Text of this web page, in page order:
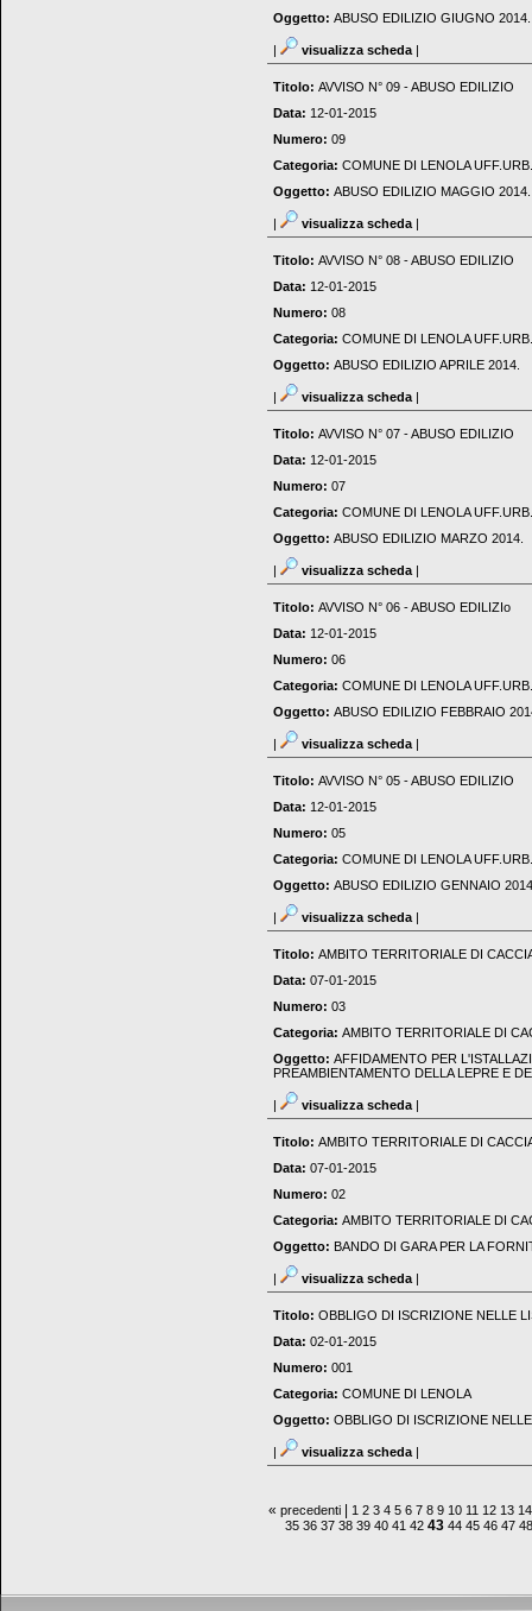
Oggetto: ABUSO EDILIZIO GIUGNO 2014.
| visualizza scheda |
Titolo: AVVISO N° 09 - ABUSO EDILIZIO
Data: 12-01-2015
Numero: 09
Categoria: COMUNE DI LENOLA UFF.URB.
Oggetto: ABUSO EDILIZIO MAGGIO 2014.
| visualizza scheda |
Titolo: AVVISO N° 08 - ABUSO EDILIZIO
Data: 12-01-2015
Numero: 08
Categoria: COMUNE DI LENOLA UFF.URB.
Oggetto: ABUSO EDILIZIO APRILE 2014.
| visualizza scheda |
Titolo: AVVISO N° 07 - ABUSO EDILIZIO
Data: 12-01-2015
Numero: 07
Categoria: COMUNE DI LENOLA UFF.URB.
Oggetto: ABUSO EDILIZIO MARZO 2014.
| visualizza scheda |
Titolo: AVVISO N° 06 - ABUSO EDILIZIo
Data: 12-01-2015
Numero: 06
Categoria: COMUNE DI LENOLA UFF.URB.
Oggetto: ABUSO EDILIZIO FEBBRAIO
| visualizza scheda |
Titolo: AVVISO N° 05 - ABUSO EDILIZIO
Data: 12-01-2015
Numero: 05
Categoria: COMUNE DI LENOLA UFF.URB.
Oggetto: ABUSO EDILIZIO GENNAIO
| visualizza scheda |
Titolo: AMBITO TERRITORIALE DI
Data: 07-01-2015
Numero: 03
Categoria: AMBITO TERRITORIALE DI
Oggetto: AFFIDAMENTO PER
PREAMBIENTAMENTO DELLA LEPRE E
| visualizza scheda |
Titolo: AMBITO TERRITORIALE DI
Data: 07-01-2015
Numero: 02
Categoria: AMBITO TERRITORIALE DI
Oggetto: BANDO DI GARA PER LA
| visualizza scheda |
Titolo: OBBLIGO DI ISCRIZIONE NELLE
Data: 02-01-2015
Numero: 001
Categoria: COMUNE DI LENOLA
Oggetto: OBBLIGO DI ISCRIZIONE
| visualizza scheda |
« precedenti| 1 2 3 4 5 6 7 8 9 10 11 12 13 14
35 36 37 38 39 40 41 42 43 44 45 46 47 48